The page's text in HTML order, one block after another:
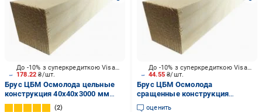
178.22₴/шт.
До -10% з суперкредиткою Visa Вигода
Брус ЦБМ Осмолода цельные
конструкция 40х40х3000 мм
карпатская ель
2
44.55₴/шт.
До -10% з суперкредиткою Visa Вигода
Брус ЦБМ Осмолода
сращенные конструкция
20х30х2000 мм карпатская ель
оценить